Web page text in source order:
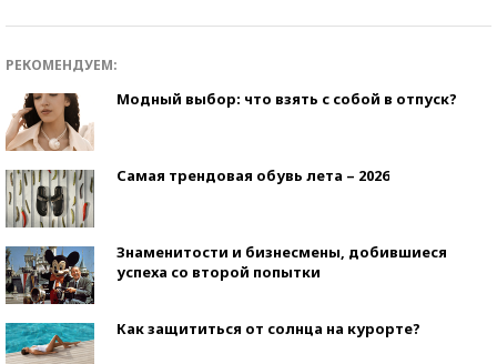
РЕКОМЕНДУЕМ:
Модный выбор: что взять с собой в отпуск?
Самая трендовая обувь лета – 2026
Знаменитости и бизнесмены, добившиеся
успеха со второй попытки
Как защититься от солнца на курорте?